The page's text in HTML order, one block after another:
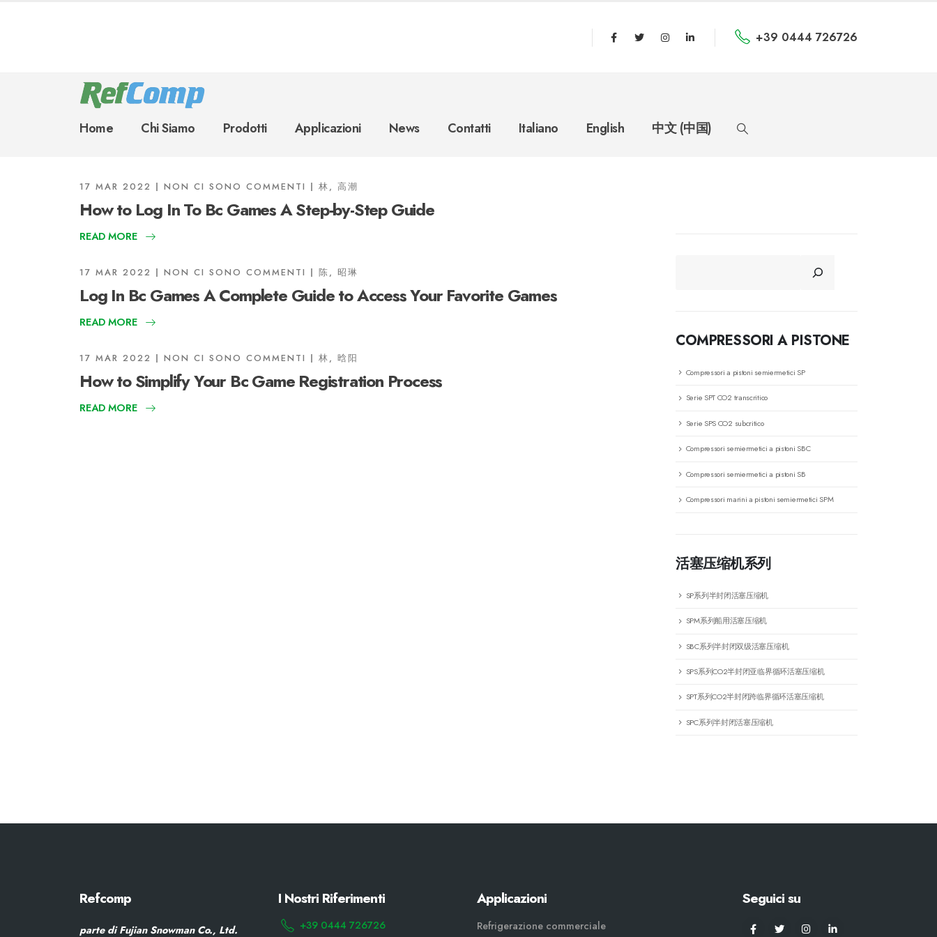
+39 0444 726726
Home Chi Siamo Prodotti Applicazioni News Contatti Italiano English 中文 (中国)
17 MAR 2022 NON CI SONO COMMENTI 林, 高潮
How to Log In To Bc Games A Step-by-Step Guide
READ MORE
17 MAR 2022 NON CI SONO COMMENTI 陈, 昭琳
Log In Bc Games A Complete Guide to Access Your Favorite Games
READ MORE
17 MAR 2022 NON CI SONO COMMENTI 林, 晗阳
How to Simplify Your Bc Game Registration Process
READ MORE
COMPRESSORI A PISTONE
Compressori a pistoni semiermetici SP
Serie SPT CO2 transcritico
Serie SPS CO2 subcritico
Compressori semiermetici a pistoni SBC
Compressori semiermetici a pistoni SB
Compressori marini a pistoni semiermetici SPM
活塞压缩机系列
SP系列半封闭活塞压缩机
SPM系列船用活塞压缩机
SBC系列半封闭双级活塞压缩机
SPS系列CO2半封闭亚临界循环活塞压缩机
SPT系列CO2半封闭跨临界循环活塞压缩机
SPC系列半封闭活塞压缩机
Refcomp
parte di Fujian Snowman Co., Ltd.
I Nostri Riferimenti
+39 0444 726726
Applicazioni
Refrigerazione commerciale
Seguici su